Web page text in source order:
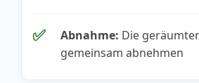
✅ Abnahme: Die
gemeinsam abnehmen